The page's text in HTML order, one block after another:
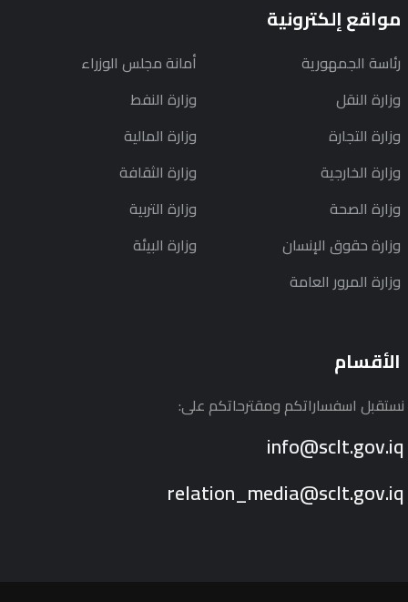
مواقع إلكترونية
رئاسة الجمهورية
أمانة مجلس الوزراء
وزارة النقل
وزارة النفط
وزارة التجارة
وزارة المالية
وزارة الخارجية
وزارة الثقافة
وزارة الصحة
وزارة التربية
وزارة حقوق الإنسان
وزارة البيئة
وزارة المرور العامة
الأقسام
نستقبل اسفساراتكم ومقترحاتكم على:
info@sclt.gov.iq
relation_media@sclt.gov.iq